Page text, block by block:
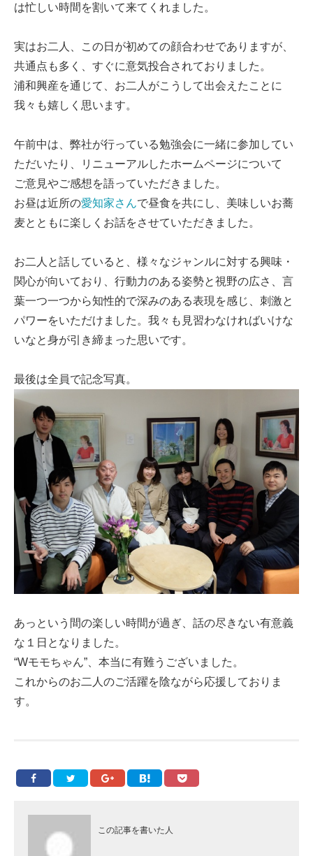
は忙しい時間を割いて来てくれました。
実はお二人、この日が初めての顔合わせでありますが、
共通点も多く、すぐに意気投合されておりました。
浦和興産を通じて、お二人がこうして出会えたことに
我々も嬉しく思います。
午前中は、弊社が行っている勉強会に一緒に参加してい
ただいたり、リニューアルしたホームページについて
ご意見やご感想を語っていただきました。
お昼は近所の愛知家さんで昼食を共にし、美味しいお蕎
麦とともに楽しくお話をさせていただきました。
お二人と話していると、様々なジャンルに対する興味・
関心が向いており、行動力のある姿勢と視野の広さ、言
葉一つ一つから知性的で深みのある表現を感じ、刺激と
パワーをいただけました。我々も見習わなければいけな
いなと身が引き締まった思いです。
最後は全員で記念写真。
あっという間の楽しい時間が過ぎ、話の尽きない有意義
な１日となりました。
“Wモモちゃん”、本当に有難うございました。
これからのお二人のご活躍を陰ながら応援しておりま
す。
この記事を書いた人